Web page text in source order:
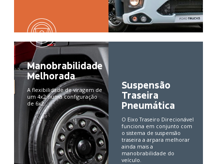
Manobrabilidade
Melhorada
A flexibilidade de viragem de
um 4x2 numa configuração
de 6x2.
Suspensão
Traseira
Pneumática
O Eixo Traseiro Direcionável
funciona em conjunto com
o sistema de suspensão
traseira a arpara melhorar
ainda mais a
manobrabilidade do
veículo.